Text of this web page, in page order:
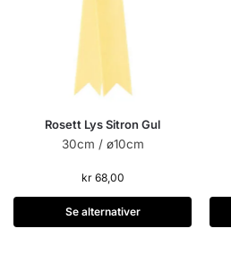
Rosett Lys Sitron Gul
30cm / ø10cm
kr68,00
Se alternativer